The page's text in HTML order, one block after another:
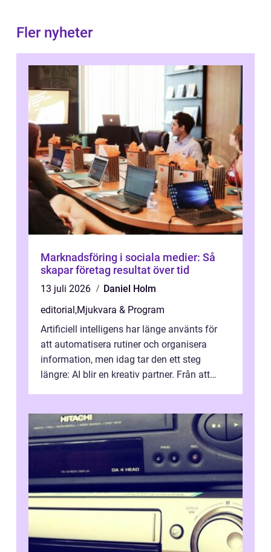
Fler nyheter
Marknadsföring i sociala medier: Så
skapar företag resultat över tid
13 juli 2026
Daniel Holm
editorial ,Mjukvara & Program
Artificiell intelligens har länge använts för
att automatisera rutiner och organisera
information, men idag tar den ett steg
längre: AI blir en kreativ partner. Från att